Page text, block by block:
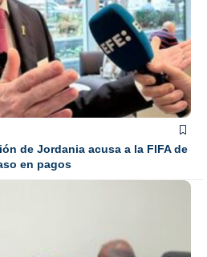
de Jordania acusa a la FIFA de
en pagos